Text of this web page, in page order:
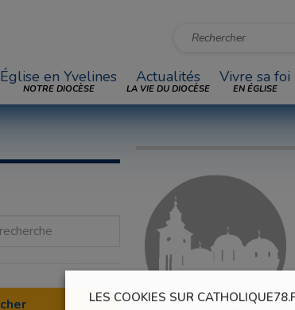
Église en Yvelines
NOTRE DIOCÈSE
Actualités
LA VIE DU DIOCÈSE
Vivre sa foi
EN ÉGLISE
LES COOKIES SUR